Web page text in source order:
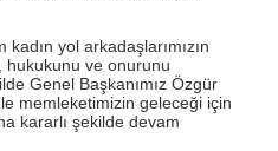
kadın yol arkadaşlarımızın
hukukunu ve onurunu
Genel Başkanımız Özgür
memleketimizin geleceği için
kararlı şekilde devam